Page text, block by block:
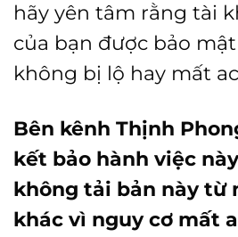
hãy yên tâm rằng tài
của bạn được bảo
không bị lộ hay mất
Bên kênh Thịnh
kết bảo hành việc
không tải bản này từ
khác vì nguy cơ mất